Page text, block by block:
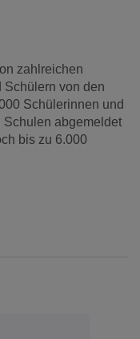
zahlreichen
von den
Schülerinnen und
Schulen abgemeldet
bis zu 6.000